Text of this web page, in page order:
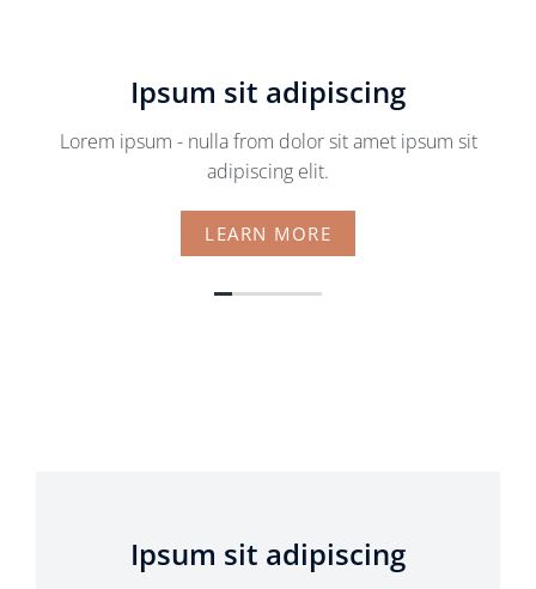
Ipsum sit adipiscing
Lorem ipsum - nulla from dolor sit amet ipsum sit
adipiscing elit.
LEARN MORE
Ipsum sit adipiscing